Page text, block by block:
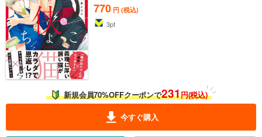
770 円 (税込)
3pt
新規会員70%OFFクーポンで231円(税込)
今すぐ購入